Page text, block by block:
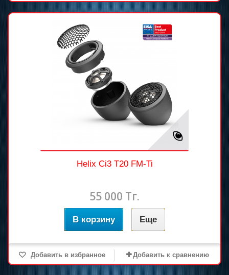
Helix Ci3 T20 FM-Ti
55 000 Тг.
В корзину Еще
Добавить в избранное Добавить к сравнению